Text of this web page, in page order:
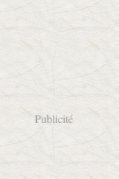
Publicité